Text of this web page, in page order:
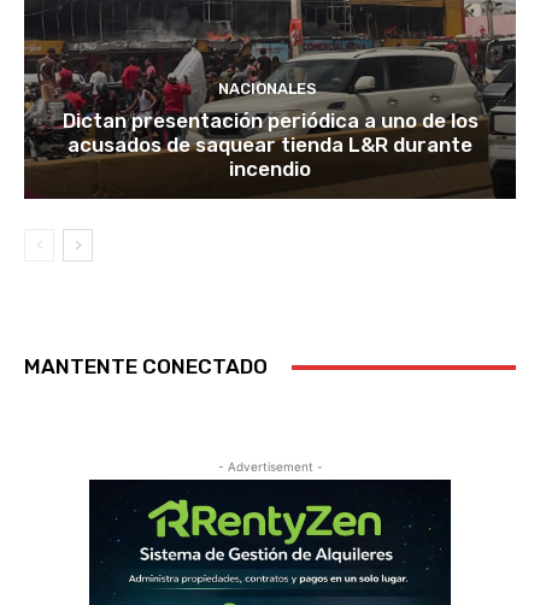
NACIONALES
Dictan presentación periódica a uno de los
acusados de saquear tienda L&R durante
incendio
MANTENTE CONECTADO
- Advertisement -